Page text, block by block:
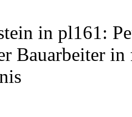
in pl161:
Bauarbeiter